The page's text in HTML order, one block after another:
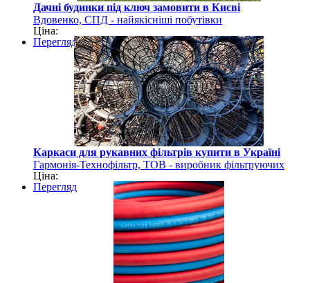
Дачні будинки під ключ замовити в Києві
Вдовенко, СПД - найякісніші побутівки
Ціна:
Перегляд
Каркаси для рукавних фільтрів купити в Україні
Гармонія-Технофільтр, ТОВ - виробник фільтруючих
рукавів
Ціна:
Перегляд